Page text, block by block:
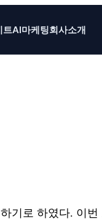
트AI마케팅회사소개
기로 하였다. 이